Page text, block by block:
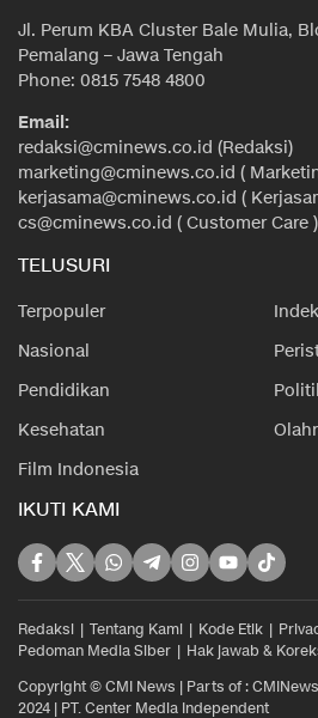
Jl. Perum KBA Cluster Bale Mulia,
Pemalang – Jawa Tengah
Phone: 0815 7548 4800
Email:
redaksi@cminews.co.id (Redaksi)
marketing@cminews.co.id (
kerjasama@cminews.co.id (
cs@cminews.co.id ( Customer Care )
TELUSURI
Terpopuler
Nasional
Pendidikan
Kesehatan
Film Indonesia
IKUTI KAMI
Redaksi Tentang Kami Kode Etik
Pedoman Media Siber
Hak jawab &
Copyright © CMI News | Parts of :
2024 | PT. Center Media Independent